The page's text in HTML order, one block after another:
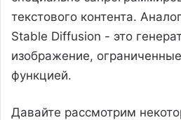
текстового контента.
Stable Diffusion - это
изображение,
функцией.
Давайте рассмотрим